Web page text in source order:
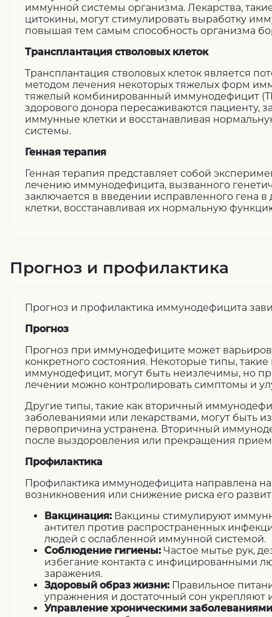
иммунной системы организма. Лекарства,
цитокины, могут стимулировать выработку
повышая тем самым способность организма
Трансплантация стволовых клеток
Трансплантация стволовых клеток является
методом лечения некоторых тяжелых форм
тяжелый комбинированный иммунодефицит
здорового донора пересаживаются пациенту,
иммунные клетки и восстанавливая
системы.
Генная терапия
Генная терапия представляет собой
лечению иммунодефицита, вызванного
заключается в введении исправленного гена
клетки, восстанавливая их нормальную
Прогноз и профилактика
Прогноз и профилактика иммунодефицита
Прогноз
Прогноз при иммунодефиците может
конкретного состояния. Некоторые типы,
иммунодефицит, могут быть неизлечимы, но
лечении можно контролировать симптомы и
Другие типы, такие как вторичный
заболеваниями или лекарствами, могут быть
первопричина устранена. Вторичный
после выздоровления или прекращения
Профилактика
Профилактика иммунодефицита направлена
возникновения или снижение риска его
Вакцинация: Вакцины стимулируют
антител против распространенных
людей с ослабленной иммунной системой.
Соблюдение гигиены: Частое мытье рук,
избегание контакта с инфицированными
заражения.
Здоровый образ жизни: Правильное
упражнения и достаточный сон укрепляют
Управление хроническими